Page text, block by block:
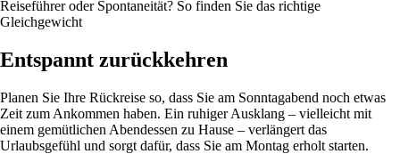
Reiseführer oder Spontaneität? So finden Sie das richtige
Gleichgewicht
Entspannt zurückkehren
Planen Sie Ihre Rückreise so, dass Sie am Sonntagabend noch etwas
Zeit zum Ankommen haben. Ein ruhiger Ausklang – vielleicht mit
einem gemütlichen Abendessen zu Hause – verlängert das
Urlaubsgefühl und sorgt dafür, dass Sie am Montag erholt starten.